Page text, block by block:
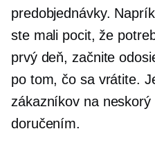
predobjednávky.
ste mali pocit, že
prvý deň, začnite
po tom, čo sa vrátite.
zákazníkov na
doručením.